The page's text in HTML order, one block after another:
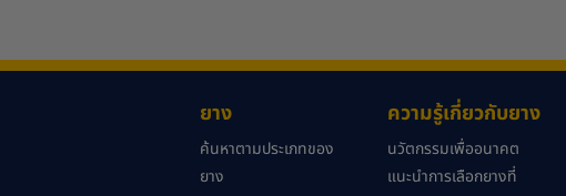
ยาง
ค้นหาตามประเภทของ
ยาง
ความรู้เกี่ยวกับยาง
นวัตกรรมเพื่ออนาคต
แนะนำการเลือกยางที่